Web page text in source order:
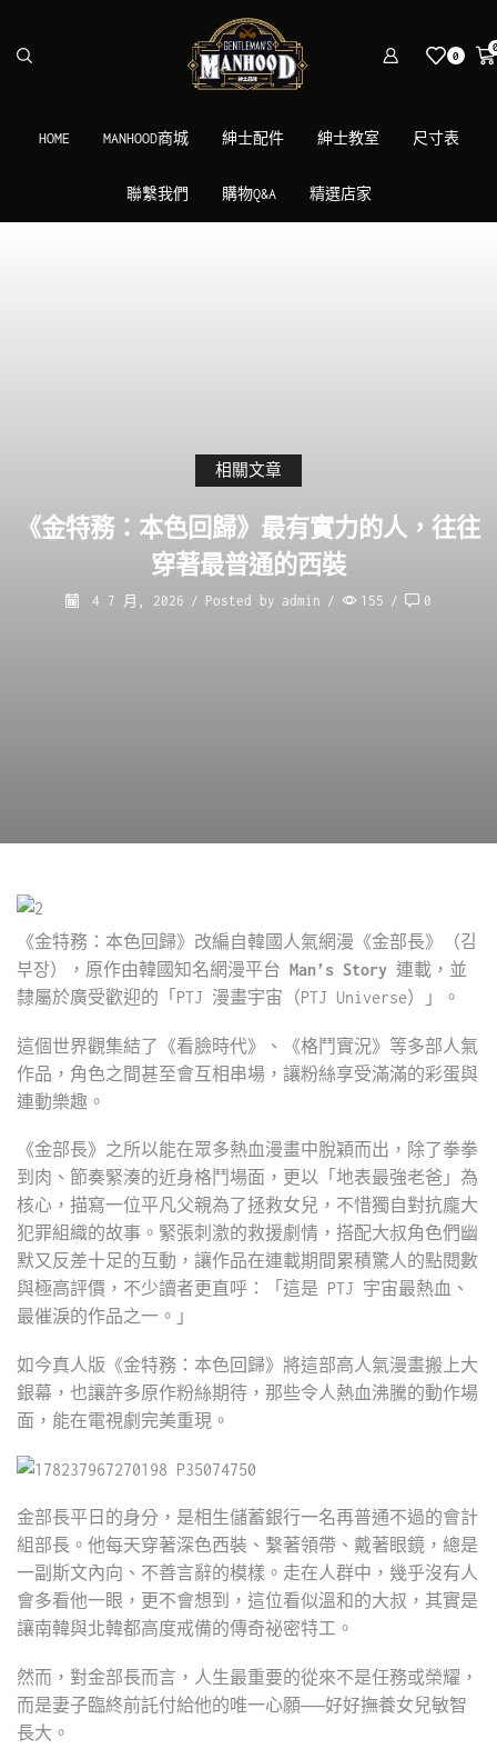
0
HOME MANHOOD商城 紳士配件 紳士教室 尺寸表
聯繫我們 購物Q&A 精選店家
相關文章
《金特務：本色回歸》最有實力的人，往往
穿著最普通的西裝
4 7 月, 2026 / Posted by admin / 155 / 0
《金特務：本色回歸》改編自韓國人氣網漫《金部長》（김
부장），原作由韓國知名網漫平台 Man’s Story 連載，並
隸屬於廣受歡迎的「PTJ 漫畫宇宙（PTJ Universe）」。
這個世界觀集結了《看臉時代》、《格鬥實況》等多部人氣
作品，角色之間甚至會互相串場，讓粉絲享受滿滿的彩蛋與
連動樂趣。
《金部長》之所以能在眾多熱血漫畫中脫穎而出，除了拳拳
到肉、節奏緊湊的近身格鬥場面，更以「地表最強老爸」為
核心，描寫一位平凡父親為了拯救女兒，不惜獨自對抗龐大
犯罪組織的故事。緊張刺激的救援劇情，搭配大叔角色們幽
默又反差十足的互動，讓作品在連載期間累積驚人的點閱數
與極高評價，不少讀者更直呼：「這是 PTJ 宇宙最熱血、
最催淚的作品之一。」
如今真人版《金特務：本色回歸》將這部高人氣漫畫搬上大
銀幕，也讓許多原作粉絲期待，那些令人熱血沸騰的動作場
面，能在電視劇完美重現。
金部長平日的身分，是相生儲蓄銀行一名再普通不過的會計
組部長。他每天穿著深色西裝、繫著領帶、戴著眼鏡，總是
一副斯文內向、不善言辭的模樣。走在人群中，幾乎沒有人
會多看他一眼，更不會想到，這位看似溫和的大叔，其實是
讓南韓與北韓都高度戒備的傳奇祕密特工。
然而，對金部長而言，人生最重要的從來不是任務或榮耀，
而是妻子臨終前託付給他的唯一心願──好好撫養女兒敏智
長大。